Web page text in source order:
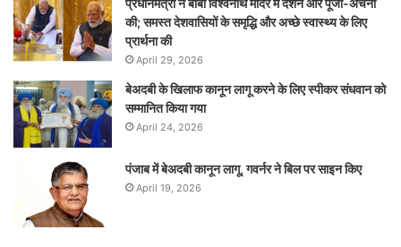
प्रधानमंत्री ने बाबा विश्वनाथ मंदिर में दर्शन और पूजा-अर्चना
की; समस्‍त देशवासियों के समृद्धि और अच्छे स्वास्थ्य के लिए
प्रार्थना की
April 29, 2026
बेअदबी के खिलाफ कानून लागू करने के लिए स्पीकर संधवान को
सम्मानित किया गया
April 24, 2026
पंजाब में बेअदबी कानून लागू, गवर्नर ने बिल पर साइन किए
April 19, 2026